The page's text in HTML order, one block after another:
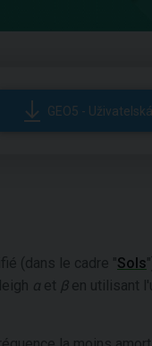
GEO5 -
(dans le cadre "Sols
α et βen utilisant